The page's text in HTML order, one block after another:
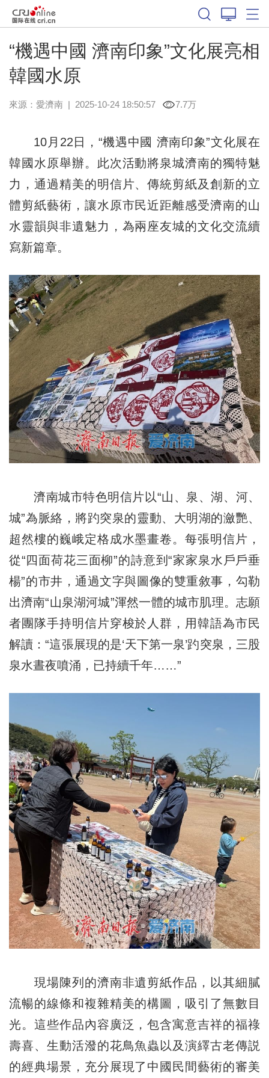
“機遇中國 濟南印象”文化展亮相
韓國水原
來源： 愛濟南 | 2025-10-24 18:50:57 7.7万
10月22日，“機遇中國 濟南印象”文化展在
韓國水原舉辦。此次活動將泉城濟南的獨特魅
力，通過精美的明信片、傳統剪紙及創新的立
體剪紙藝術，讓水原市民近距離感受濟南的山
水靈韻與非遺魅力，為兩座友城的文化交流續
寫新篇章。
濟南城市特色明信片以“山、泉、湖、河、
城”為脈絡，將趵突泉的靈動、大明湖的瀲艷、
超然樓的巍峨定格成水墨畫卷。每張明信片，
從“四面荷花三面柳”的詩意到“家家泉水戶戶垂
楊”的市井，通過文字與圖像的雙重敘事，勾勒
出濟南“山泉湖河城”渾然一體的城市肌理。志願
者團隊手持明信片穿梭於人群，用韓語為市民
解讀：“這張展現的是‘天下第一泉’趵突泉，三股
泉水晝夜噴涌，已持續千年……”
現場陳列的濟南非遺剪紙作品，以其細膩
流暢的線條和複雜精美的構圖，吸引了無數目
光。這些作品內容廣泛，包含寓意吉祥的福祿
壽喜、生動活潑的花鳥魚蟲以及演繹古老傳説
的經典場景，充分展現了中國民間藝術的審美